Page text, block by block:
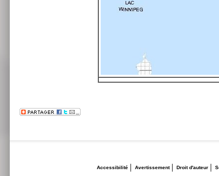
Accessibilité Avertissement Droit d'auteur